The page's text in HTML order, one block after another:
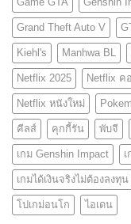
Grand Theft Auto V
Kiehl's Manhwa BL
Netflix 2025 Netflix ค
Netflix หนังใหม่
คีลส์ คุกกี้รัน พับจี
เกม Genshin Impact
เกมได้เงินจริงไม่ต้องลงทุน
โปเกม่อนโก ไอเดน